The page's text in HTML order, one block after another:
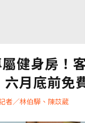
健身房！
月底前免
者／林伯驊、陳苡葳